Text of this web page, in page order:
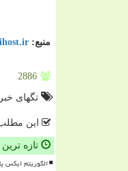
منبع:
2886
تگهای
این
تازه
الگوریتم ایکس